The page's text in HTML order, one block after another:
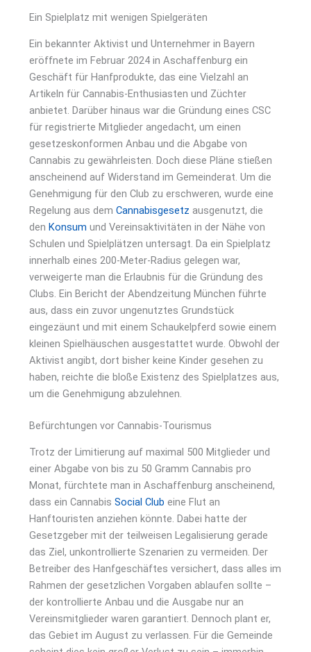
Ein Spielplatz mit wenigen Spielgeräten
Ein bekannter Aktivist und Unternehmer in Bayern
eröffnete im Februar 2024 in Aschaffenburg ein
Geschäft für Hanfprodukte, das eine Vielzahl an
Artikeln für Cannabis-Enthusiasten und Züchter
anbietet. Darüber hinaus war die Gründung eines CSC
für registrierte Mitglieder angedacht, um einen
gesetzeskonformen Anbau und die Abgabe von
Cannabis zu gewährleisten. Doch diese Pläne stießen
anscheinend auf Widerstand im Gemeinderat. Um die
Genehmigung für den Club zu erschweren, wurde eine
Regelung aus demCannabisgesetz ausgenutzt, die
denKonsum und Vereinsaktivitäten in der Nähe von
Schulen und Spielplätzen untersagt. Da ein Spielplatz
innerhalb eines 200-Meter-Radius gelegen war,
verweigerte man die Erlaubnis für die Gründung des
Clubs. Ein Bericht der Abendzeitung München führte
aus, dass ein zuvor ungenutztes Grundstück
eingezäunt und mit einem Schaukelpferd sowie einem
kleinen Spielhäuschen ausgestattet wurde. Obwohl der
Aktivist angibt, dort bisher keine Kinder gesehen zu
haben, reichte die bloße Existenz des Spielplatzes aus,
um die Genehmigung abzulehnen.
Befürchtungen vor Cannabis-Tourismus
Trotz der Limitierung auf maximal 500 Mitglieder und
einer Abgabe von bis zu 50 Gramm Cannabis pro
Monat, fürchtete man in Aschaffenburg anscheinend,
dass ein CannabisSocial Club eine Flut an
Hanftouristen anziehen könnte. Dabei hatte der
Gesetzgeber mit der teilweisen Legalisierung gerade
das Ziel, unkontrollierte Szenarien zu vermeiden. Der
Betreiber des Hanfgeschäftes versichert, dass alles im
Rahmen der gesetzlichen Vorgaben ablaufen sollte –
der kontrollierte Anbau und die Ausgabe nur an
Vereinsmitglieder waren garantiert. Dennoch plant er,
das Gebiet im August zu verlassen. Für die Gemeinde